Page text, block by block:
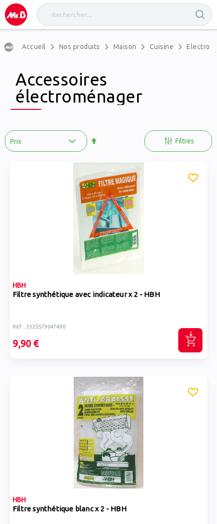
Accueil Nos produits Maison Cuisine
Accessoires
électroménager
Filtres
HBH
Filtre synthétique avec indicateur x 2 - HBH
Réf : 3325579047490
9,90 €
HBH
Filtre synthétique blanc x 2 - HBH